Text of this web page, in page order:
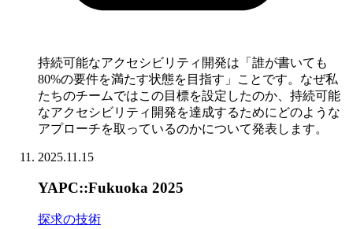
持続可能なアクセシビリティ開発は「誰が書いても
80%の要件を満たす状態を目指す」ことです。なぜ私
たちのチームではこの目標を設定したのか、持続可能
なアクセシビリティ開発を達成するためにどのような
アプローチを取っているのかについて発表します。
2025.11.15
YAPC::Fukuoka 2025
探求の技術